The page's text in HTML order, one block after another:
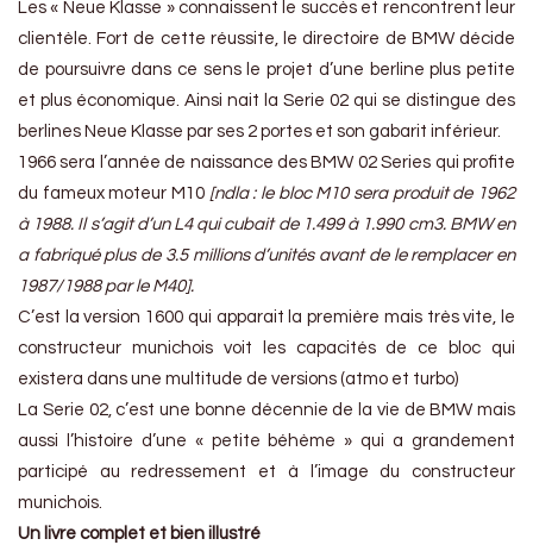
Les « Neue Klasse » connaissent le succès et rencontrent leur
clientèle. Fort de cette réussite, le directoire de BMW décide
de poursuivre dans ce sens le projet d’une berline plus petite
et plus économique. Ainsi nait la Serie 02 qui se distingue des
berlines Neue Klasse par ses 2 portes et son gabarit inférieur.
1966 sera l’année de naissance des BMW 02 Series qui profite
du fameux moteur M10 [ndla : le bloc M10 sera produit de 1962
à 1988. Il s’agit d’un L4 qui cubait de 1.499 à 1.990 cm3. BMW en
a fabriqué plus de 3.5 millions d’unités avant de le remplacer en
1987/1988 par le M40].
C’est la version 1600 qui apparait la première mais très vite, le
constructeur munichois voit les capacités de ce bloc qui
existera dans une multitude de versions (atmo et turbo)
La Serie 02, c’est une bonne décennie de la vie de BMW mais
aussi l’histoire d’une « petite béhème » qui a grandement
participé au redressement et à l’image du constructeur
munichois.
Un livre complet et bien illustré